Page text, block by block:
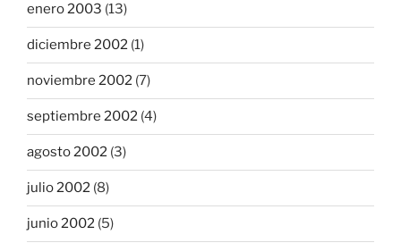
enero 2003 (13)
diciembre 2002 (1)
noviembre 2002 (7)
septiembre 2002 (4)
agosto 2002 (3)
julio 2002 (8)
junio 2002 (5)